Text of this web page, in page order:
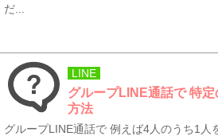
だ...
LINE
グループLINE通話で 特
方法
グループLINE通話で 例えば4人のうち1人